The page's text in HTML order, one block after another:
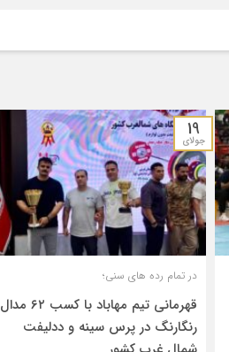
19
جولای
در تمام رده های سنی؛
قهرمانی تیم مهاباد با کسب ۶۲ مدال
رنگارنگ در پرس سینه و ددلیفت